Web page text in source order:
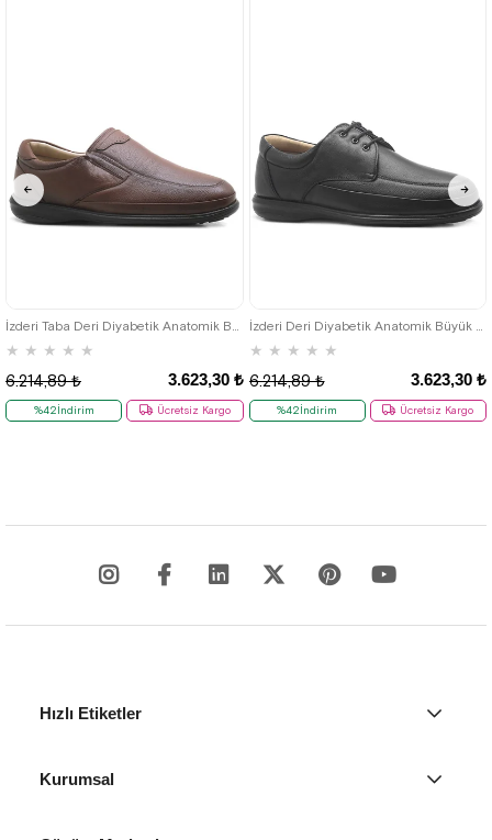
★ ★ ★ ★ ★
3.623,30 ₺
6.214,89 ₺
%42İndirim Ücretsiz Kargo
★ ★ ★ ★ ★
3.623,30 ₺
6.214,89 ₺
%42İndirim Ücretsiz Kargo
Hızlı Etiketler
Kurumsal